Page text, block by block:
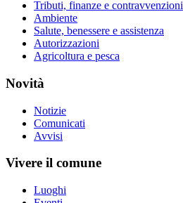
Tributi, finanze e contravvenzioni
Ambiente
Salute, benessere e assistenza
Autorizzazioni
Agricoltura e pesca
Novità
Notizie
Comunicati
Avvisi
Vivere il comune
Luoghi